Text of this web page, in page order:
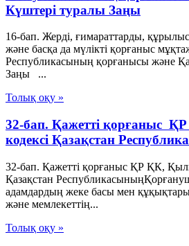
Күштері туралы Заңы
16-бап. Жердi, ғимараттарды,
және басқа да мүлікті қорғаныс
Республикасының қорғанысы және
Заңы ...
Толық оқу »
32-бап. Қажеттi қорғаныс
кодексi Қазақстан
32-бап. Қажеттi қорғаныс ҚР ҚК,
Қазақстан
адамдардың жеке басы мен
және мемлекеттің...
Толық оқу »